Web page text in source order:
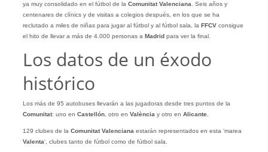
ya muy consolidado en el fútbol de la Comunitat Valenciana. Seis años y
centenares de clínics y de visitas a colegios después, en los que se ha
reclutado a miles de niñas para jugar al fútbol y al fútbol sala, la FFCVconsigue
el hito de llevar a más de 4.000 personas a Madridpara ver la final.
Los datos de un éxodo
histórico
Los más de 95 autobuses llevarán a las jugadoras desde tres puntos de la
Comunitat: uno en Castellón, otro en Valènciay otro en Alicante.
129 clubes de la Comunitat Valenciana estarán representados en esta ‘marea
Valenta‘, clubes tanto de fútbol como de fútbol sala.